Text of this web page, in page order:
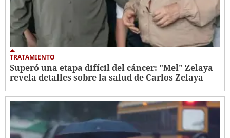
TRATAMIENTO
Superó una etapa difícil del cáncer: "Mel" Zelaya
revela detalles sobre la salud de Carlos Zelaya